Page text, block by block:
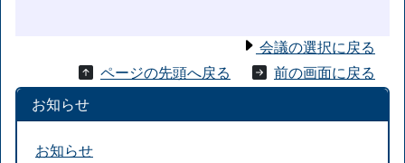
会議の選択に戻る
ページの先頭へ戻る
前の画面に戻る
お知らせ
お知らせ